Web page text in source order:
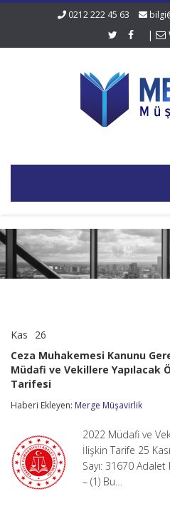
0212 222 45 63
|
Kas 26
Kanunu
Gereğince
ve
Yapılacak
Ödemelere
İlişkin
2022
Ceza Muhakemesi Kanunu
Müdafi ve Vekillere Yapılacak
Tarifesi
Haberi Ekleyen: Merge Müşavirlik
2022 Müdafi ve
İlişkin Tarife 25
Sayı: 31670 Adalet
– (1) Bu…